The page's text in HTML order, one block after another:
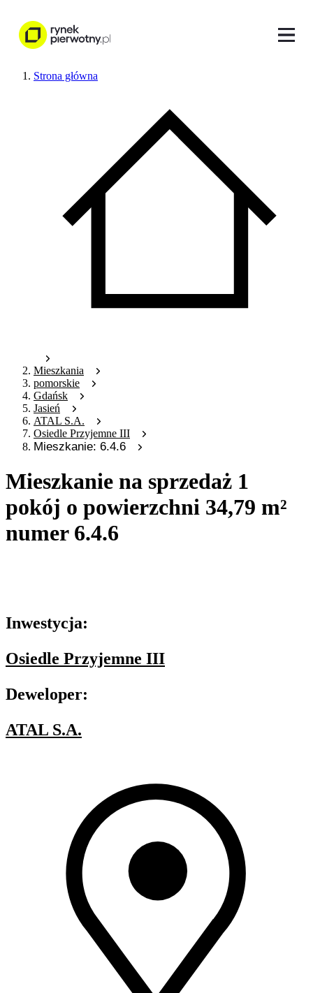
Strona główna
Mieszkania
pomorskie
Gdańsk
Jasień
ATAL S.A.
Osiedle Przyjemne III
Mieszkanie: 6.4.6
Mieszkanie na sprzedaż 1
pokój o powierzchni 34,79 m²
numer 6.4.6
Inwestycja:
Osiedle Przyjemne III
Deweloper:
ATAL S.A.